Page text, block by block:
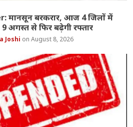
मानसून बरकरार, आज 4 जिलों में
9 अगस्त से फिर बढ़ेगी रफ्तार
Joshi August 8, 2026